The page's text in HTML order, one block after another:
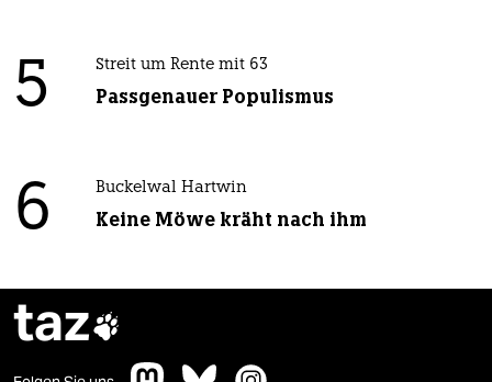
5 Streit um Rente mit 63
Passgenauer Populismus
6 Buckelwal Hartwin
Keine Möwe kräht nach ihm
taz